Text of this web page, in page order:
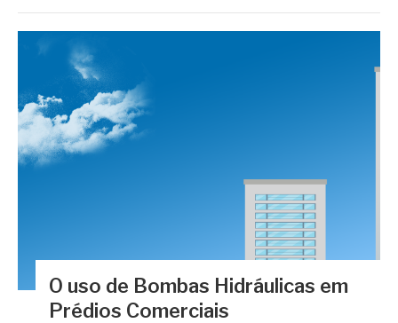
O uso de Bombas Hidráulicas em
Prédios Comerciais